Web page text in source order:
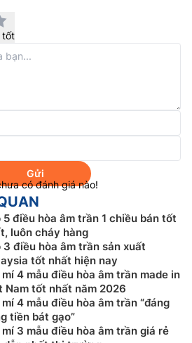
khí bên ngoài được dẫn vào
thông không khí mới vào
không khí trong lành chất lượng
tốt
Gửi
có đánh giá nào!
5 điều hòa âm trần 1 chiều bán tốt
luôn cháy hàng
3 điều hòa âm trần sản xuất
tốt nhất hiện nay
mí 4 mẫu điều hòa âm trần made in
Nam tốt nhất năm 2026
4 mẫu điều hòa âm trần “đáng
tiền bát gạo”
mí 3 mẫu điều hòa âm trần giá rẻ